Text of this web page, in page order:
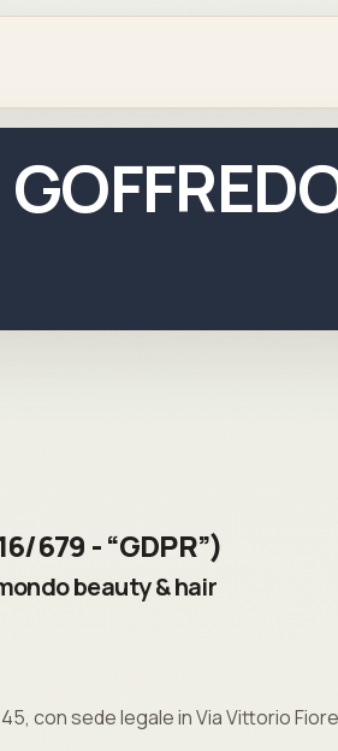
679 - “GDPR”)
beauty & hair
con sede legale in Via Vittorio